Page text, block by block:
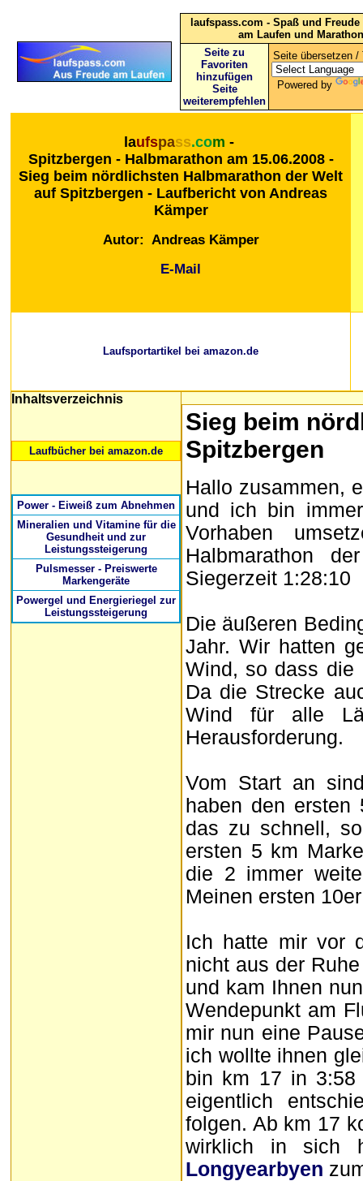
laufspass.com - Spaß und
am Laufen und Marathon
Seite zu
Favoriten
hinzufügen
Seite
weiterempfehlen
Seite übersetzen /
Powered by
laufspass.com -
Spitzbergen - Halbmarathon am 15.06.2008 -
Sieg beim nördlichsten Halbmarathon der Welt
auf Spitzbergen - Laufbericht von Andreas
Kämper
Autor: Andreas Kämper
E-Mail
Laufsportartikel bei amazon.de
Inhaltsverzeichnis
Laufbücher bei amazon.de
Power - Eiweiß zum Abnehmen
Mineralien und Vitamine für die
Gesundheit und zur
Leistungssteigerung
Pulsmesser - Preiswerte
Markengeräte
Powergel und Energieriegel zur
Leistungssteigerung
Sieg beim
Spitzbergen
Hallo zusammen,
und ich bin
Vorhaben
Halbmarathon
Siegerzeit 1:28:10
Die äußeren
Jahr. Wir hatten
Wind, so dass die
Da die Strecke
Wind für alle
Herausforderung.
Vom Start an
haben den ersten
das zu schnell,
ersten 5 km
die 2 immer
Meinen ersten
Ich hatte mir vor
nicht aus der
und kam Ihnen
Wendepunkt am
mir nun eine
ich wollte ihnen
bin km 17 in 3:58
eigentlich
folgen. Ab km 17
wirklich in sich
Longyearbyen